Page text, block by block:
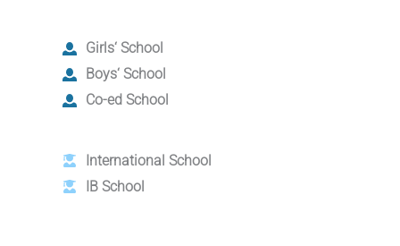
Girls‘ School
Boys‘ School
Co-ed School
International School
IB School